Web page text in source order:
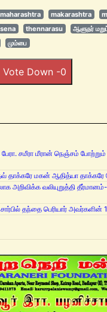
makarashtra
thennarasu ஆளுநர்
மும்பை
Vote Down -0
பேரா. சமீரா மீரான் நெஞ்சம்
தாக்கரே மகன் ஆதித்யா தாக்கரே
அறிவிக்க வலியுறுத்தி
தந்தை பெரியார் அவர்களின்